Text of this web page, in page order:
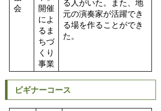
会
開催
によ
るま
ちづ
くり
事業
る人がいた。また、地
元の演奏家が活躍でき
る場を作ることができ
た。
ビギナーコース